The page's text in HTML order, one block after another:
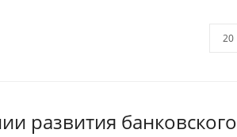
развития банковского